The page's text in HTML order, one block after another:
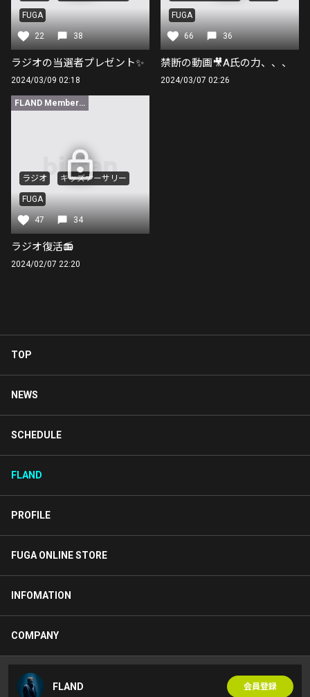
FUGA
22 38
ラジオの当選者プレゼント✨
2024/03/09 02:18
FUGA
66 36
禁断の動画🎥A氏の力、、、
2024/03/07 02:26
FLAND Member限定
ラジオ キッズナーサリー
FUGA
47 34
ラジオ復活📻
2024/02/07 22:20
TOP
NEWS
SCHEDULE
FLAND
PROFILE
FUGA ONLINE STORE
INFOMATION
COMPANY
FLAND 会員登録